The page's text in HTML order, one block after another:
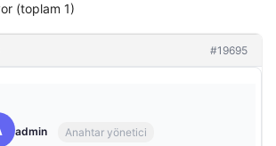
(toplam 1)
#19695
admin Anahtar yönetici